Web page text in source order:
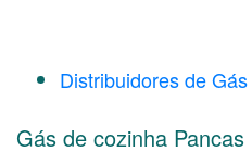
Distribuidores de
Gás de cozinha